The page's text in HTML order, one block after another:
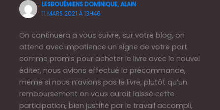
LESBOUÉMIENS DOMINIQUE, ALAIN
11 MARS 2021 À 13H46
On continuera a vous suivre, sur votre blog, on
attend avec impatience un signe de votre part
comme promis pour acheter le livre avec le nouvel
éditer, nous avions effectué la précommande,
même si nous n’avions pas le livre, plutôt qu’un
remboursement on vous aurait laissé cette
participation, bien justifié par le travail accompli,